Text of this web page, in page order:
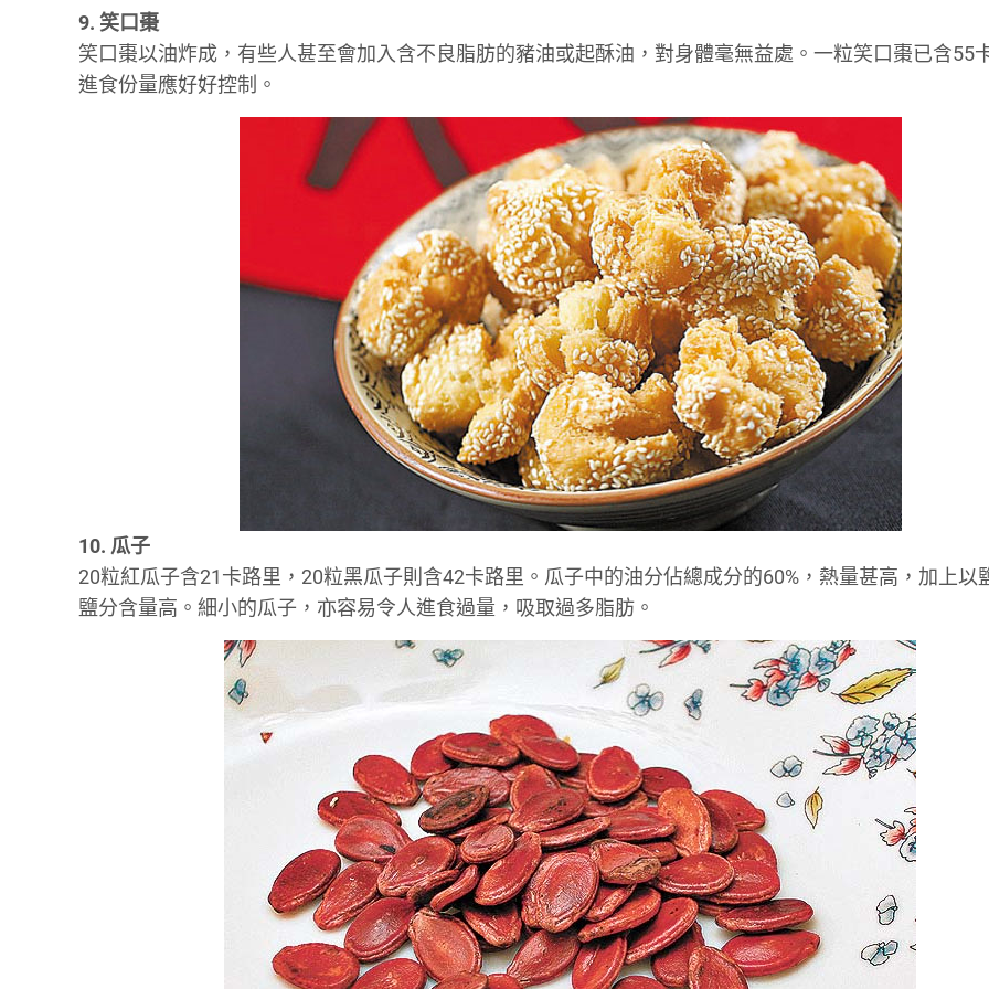
9. 笑口棗
笑口棗以油炸成，有些人甚至會加入含不良脂肪的豬油或起酥油，對身體毫無益處。一粒笑口棗已含55
進食份量應好好控制。
10. 瓜子
20粒紅瓜子含21卡路里，20粒黑瓜子則含42卡路里。瓜子中的油分佔總成分的60%，熱量甚高，加上以
鹽分含量高。細小的瓜子，亦容易令人進食過量，吸取過多脂肪。